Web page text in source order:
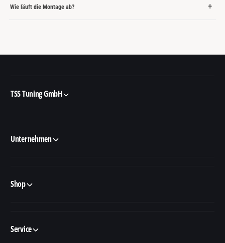
Wie läuft die Montage ab?
TSS Tuning GmbH
Unternehmen
Shop
Service